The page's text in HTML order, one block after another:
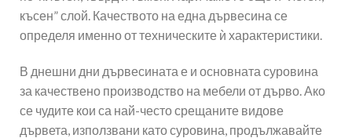
късен” слой. Качеството на една дървесина се
определя именно от техническите ѝ характеристики.
В днешни дни дървесината е и основната суровина
за качествено производство на мебели от дърво. Ако
се чудите кои са най-често срещаните видове
дървета, използвани като суровина, продължавайте